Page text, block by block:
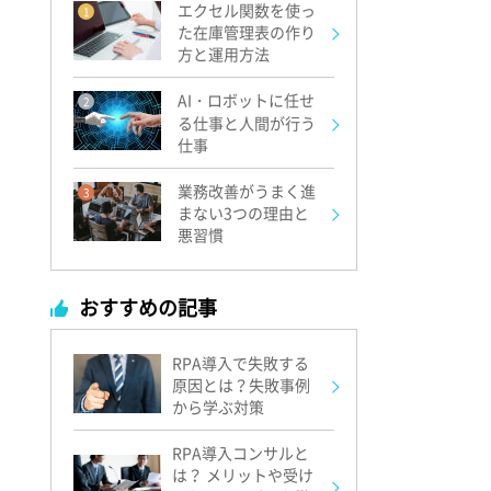
エクセル関数を使っ
た在庫管理表の作り
方と運用方法
1
AI・ロボットに任せ
る仕事と人間が行う
仕事
2
業務改善がうまく進
まない3つの理由と
悪習慣
3
おすすめの記事
RPA導入で失敗する
原因とは？失敗事例
から学ぶ対策
RPA導入コンサルと
は？ メリットや受け